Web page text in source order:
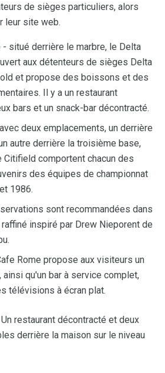
de sièges particuliers, alors
leur site web.
- situé derrière le marbre, le Delta
aux détenteurs de sièges Delta
et propose des boissons et des
Il y a un restaurant
bars et un snack-bar décontracté.
deux emplacements, un derrière
autre derrière la troisième base,
Citifield comportent chacun des
des équipes de championnat
1986.
sont recommandées dans
inspiré par Drew Nieporent de
Rome propose aux visiteurs un
qu'un bar à service complet,
télévisions à écran plat.
restaurant décontracté et deux
derrière la maison sur le niveau